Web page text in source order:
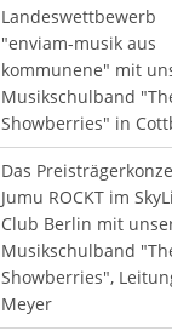
Landeswettbewerb
"enviam-musik aus
kommunene" mit
Musikschulband
Showberries" in
Das
Jumu ROCKT im
Club Berlin mit
Musikschulband
Showberries",
Meyer